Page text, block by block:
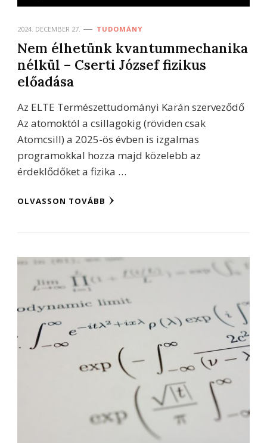
2024. DECEMBER 27. TUDOMÁNY
Nem élhetünk kvantummechanika
nélkül – Cserti József fizikus
előadása
Az ELTE Természettudományi Karán szerveződő
Az atomoktól a csillagokig (röviden csak
Atomcsill) a 2025-ös évben is izgalmas
programokkal hozza majd közelebb az
érdeklődőket a fizika …
OLVASSON TOVÁBB